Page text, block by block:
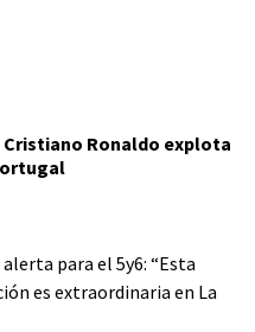
Cristiano Ronaldo explota